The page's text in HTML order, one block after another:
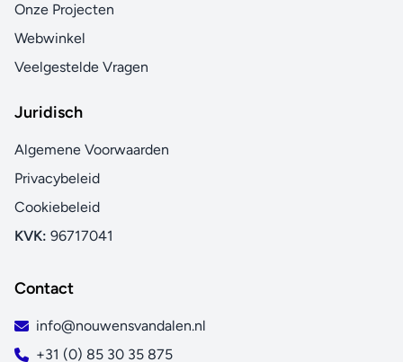
Onze Projecten
Webwinkel
Veelgestelde Vragen
Juridisch
Algemene Voorwaarden
Privacybeleid
Cookiebeleid
KVK: 96717041
Contact
info@nouwensvandalen.nl
+31 (0) 85 30 35 875